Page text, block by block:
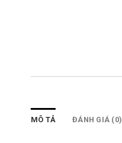
MÔ TẢ ĐÁNH GIÁ (0)